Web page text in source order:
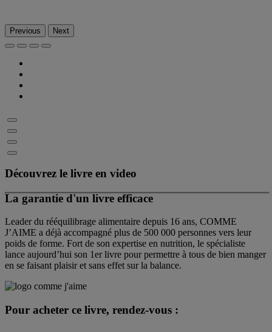
Previous Next
Découvrez le livre en video
La garantie d'un livre efficace
Leader du rééquilibrage alimentaire depuis 16 ans, COMME
J’AIME a déjà accompagné plus de 500 000 personnes vers leur
poids de forme. Fort de son expertise en nutrition, le spécialiste
lance aujourd’hui son 1er livre pour permettre à tous de bien manger
en se faisant plaisir et sans effet sur la balance.
Pour acheter ce livre, rendez-vous :